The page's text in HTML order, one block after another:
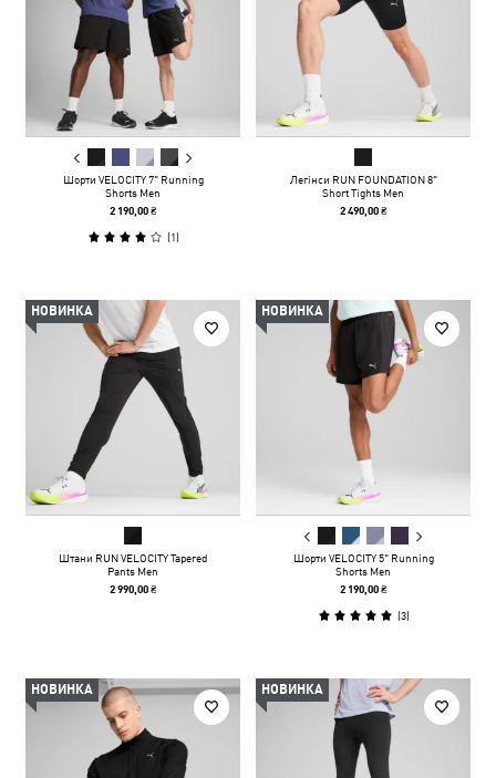
Шорти VELOCITY 7" Running
Shorts Men
2 190,00 ₴
(1)
Легінси RUN FOUNDATION 8"
Short Tights Men
2 490,00 ₴
НОВИНКА
Штани RUN VELOCITY Tapered
Pants Men
2 990,00 ₴
НОВИНКА
Шорти VELOCITY 5" Running
Shorts Men
2 190,00 ₴
(3)
НОВИНКА НОВИНКА